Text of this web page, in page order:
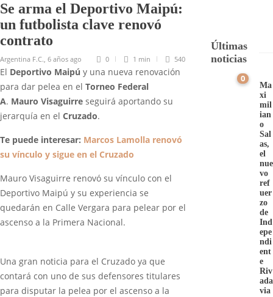
Se arma el Deportivo Maipú:
un futbolista clave renovó
contrato
Argentina F.C., 6 años ago 0 1 min 540
El Deportivo Maipú y una nueva renovación
para dar pelea en el Torneo Federal
A. Mauro Visaguirre seguirá aportando su
jerarquía en el Cruzado.
Te puede interesar: Marcos Lamolla renovó
su vínculo y sigue en el Cruzado
Mauro Visaguirre renovó su vínculo con el
Deportivo Maipú y su experiencia se
quedarán en Calle Vergara para pelear por el
ascenso a la Primera Nacional.
Una gran noticia para el Cruzado ya que
contará con uno de sus defensores titulares
para disputar la pelea por el ascenso a la
Últimas
noticias
0
Ma
xi
mil
ian
o
Sal
as,
el
nue
vo
ref
uer
zo
de
Ind
epe
ndi
ent
e
Riv
ada
via